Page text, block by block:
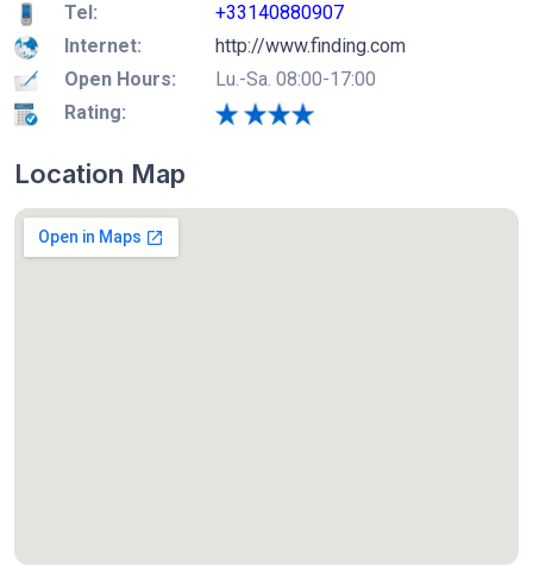
Tel:
+33140880907
Internet:
http://www.finding.com
Open Hours:
Lu.-Sa. 08:00-17:00
Rating:
Location Map